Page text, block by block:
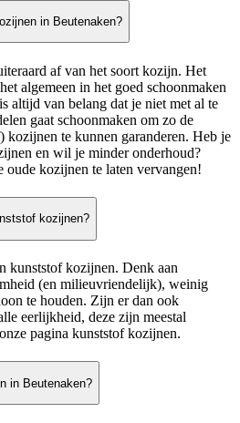
in Beutenaken?
af van het soort kozijn. Het
algemeen in het goed schoonmaken
altijd van belang dat je niet met al te
gaat schoonmaken om zo de
kozijnen te kunnen garanderen. Heb je
en wil je minder onderhoud?
kozijnen te laten vervangen!
kozijnen?
kunststof kozijnen. Denk aan
(en milieuvriendelijk), weinig
te houden. Zijn er dan ook
eerlijkheid, deze zijn meestal
pagina kunststof kozijnen.
in Beutenaken?